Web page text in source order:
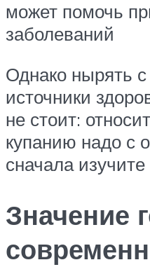
может помочь
заболеваний
Однако нырять с
источники
не стоит:
купанию надо с
сначала
Значение